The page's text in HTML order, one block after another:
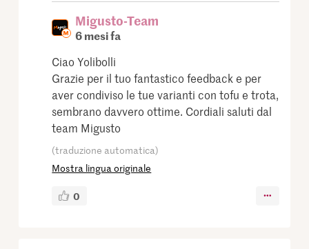
Migusto-Team
6 mesi fa
Ciao Yolibolli
Grazie per il tuo fantastico feedback e per
aver condiviso le tue varianti con tofu e trota,
sembrano davvero ottime. Cordiali saluti dal
team Migusto
(traduzione automatica)
Mostra lingua originale
0